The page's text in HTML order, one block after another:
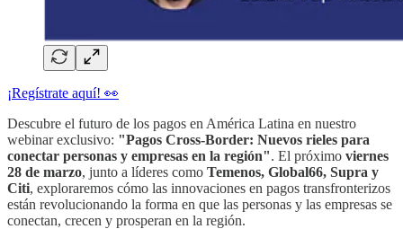
¡Regístrate aquí! 👀
Descubre el futuro de los pagos en América Latina en nuestro
webinar exclusivo: "Pagos Cross-Border: Nuevos rieles para
conectar personas y empresas en la región". El próximo viernes
28 de marzo, junto a líderes como Temenos, Global66, Supra y
Citi, exploraremos cómo las innovaciones en pagos transfronterizos
están revolucionando la forma en que las personas y las empresas se
conectan, crecen y prosperan en la región.